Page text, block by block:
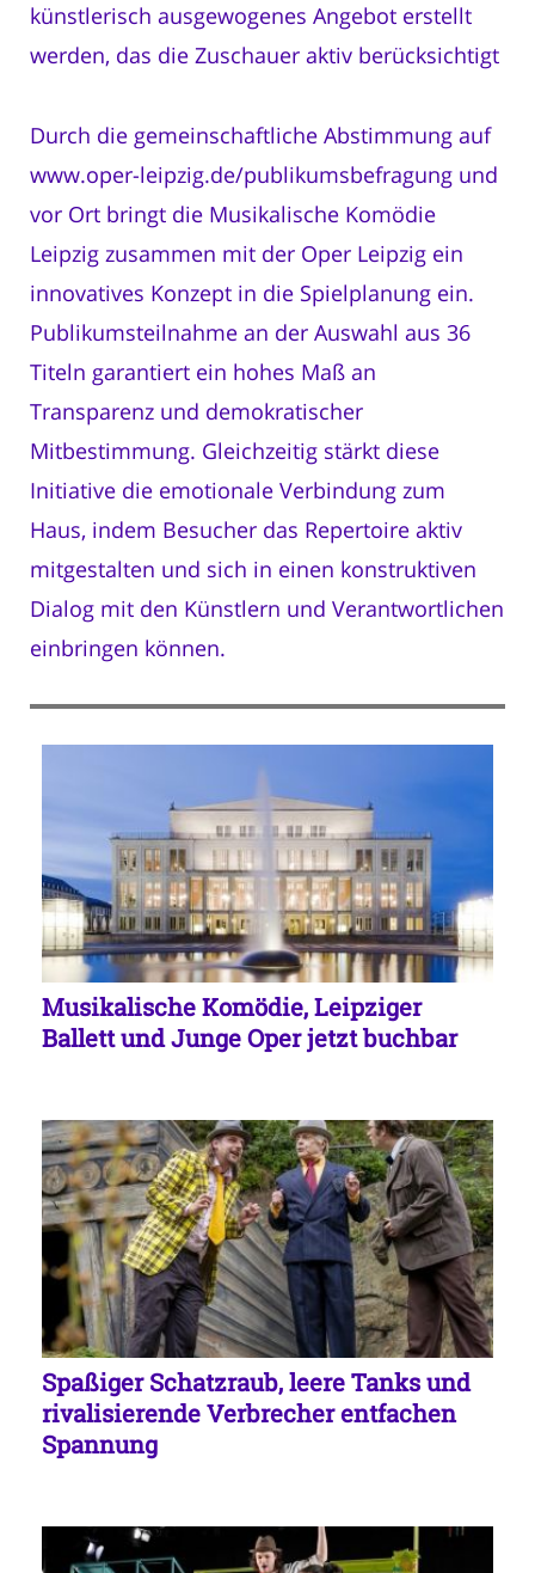
künstlerisch ausgewogenes Angebot erstellt
werden, das die Zuschauer aktiv berücksichtigt
Durch die gemeinschaftliche Abstimmung auf
www.oper-leipzig.de/publikumsbefragung und
vor Ort bringt die Musikalische Komödie
Leipzig zusammen mit der Oper Leipzig ein
innovatives Konzept in die Spielplanung ein.
Publikumsteilnahme an der Auswahl aus 36
Titeln garantiert ein hohes Maß an
Transparenz und demokratischer
Mitbestimmung. Gleichzeitig stärkt diese
Initiative die emotionale Verbindung zum
Haus, indem Besucher das Repertoire aktiv
mitgestalten und sich in einen konstruktiven
Dialog mit den Künstlern und Verantwortlichen
einbringen können.
Musikalische Komödie, Leipziger
Ballett und Junge Oper jetzt buchbar
Spaßiger Schatzraub, leere Tanks und
rivalisierende Verbrecher entfachen
Spannung